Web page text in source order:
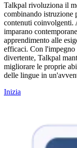
Talkpal rivoluziona il
combinando istruzione
contenuti
imparano
apprendimento alle
efficaci. Con l'impegno
divertente, Talkpal
migliorare le proprie
delle lingue in
Inizia